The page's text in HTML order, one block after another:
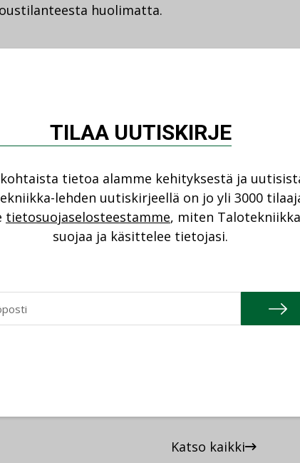
huolimatta.
näkymät ovat haastavat,
löytyy täältä jalansijaa.
muuttovoittoalueilla, joilla on
Ne tuovat uskoa koko
sekä rakennusoikeuden kova
lähdemme yhteistyössä näitä
vakiinnuttaa toimintamme sekä olla
Tomi Jukola sanoo.
Katso kaikki
TILAA UUTISKIRJE
tietoa alamme kehityksestä ja
lehden uutiskirjeellä on jo yli 3000
tietosuojaselosteestamme, miten Talotekniikka
suojaa ja käsittelee tietojasi.